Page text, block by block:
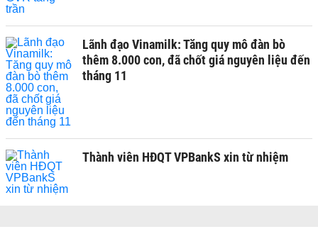
Lãnh đạo Vinamilk: Tăng quy mô đàn bò
thêm 8.000 con, đã chốt giá nguyên liệu đến
tháng 11
Thành viên HĐQT VPBankS xin từ nhiệm